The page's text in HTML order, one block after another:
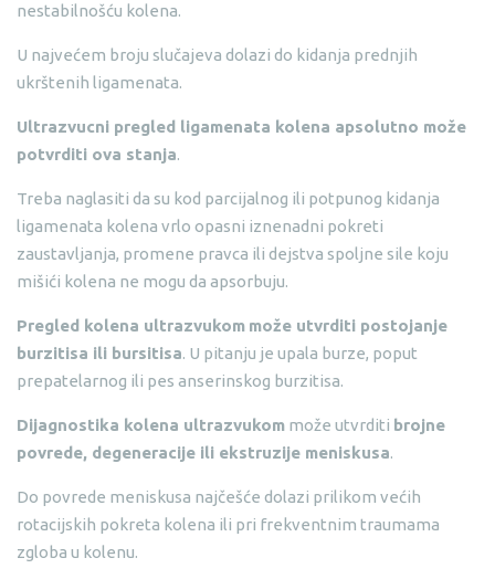
nestabilnošću kolena.
U najvećem broju slučajeva dolazi do kidanja prednjih
ukrštenih ligamenata.
Ultrazvucni pregled ligamenata kolena apsolutno može
potvrditi ova stanja.
Treba naglasiti da su kod parcijalnog ili potpunog kidanja
ligamenata kolena vrlo opasni iznenadni pokreti
zaustavljanja, promene pravca ili dejstva spoljne sile koju
mišići kolena ne mogu da apsorbuju.
Pregled kolena ultrazvukom može utvrditi postojanje
burzitisa ili bursitisa. U pitanju je upala burze, poput
prepatelarnog ili pes anserinskog burzitisa.
Dijagnostika kolena ultrazvukom može utvrditi brojne
povrede, degeneracije ili ekstruzije meniskusa.
Do povrede meniskusa najčešće dolazi prilikom većih
rotacijskih pokreta kolena ili pri frekventnim traumama
zgloba u kolenu.